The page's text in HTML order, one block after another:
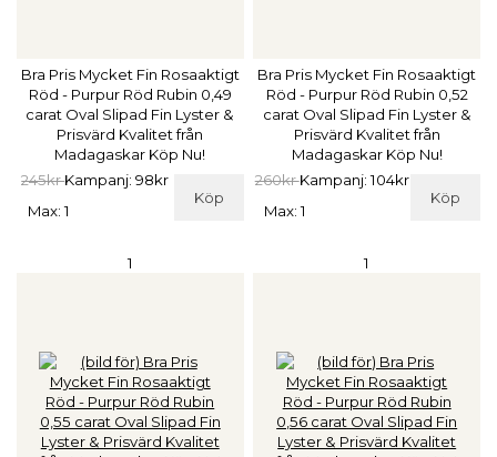
Bra Pris Mycket Fin Rosaaktigt
Röd - Purpur Röd Rubin 0,49
carat Oval Slipad Fin Lyster &
Prisvärd Kvalitet från
Madagaskar Köp Nu!
245krKampanj: 98kr
Köp
Max: 1
Bra Pris Mycket Fin Rosaaktigt
Röd - Purpur Röd Rubin 0,52
carat Oval Slipad Fin Lyster &
Prisvärd Kvalitet från
Madagaskar Köp Nu!
260krKampanj: 104kr
Köp
Max: 1
1 1